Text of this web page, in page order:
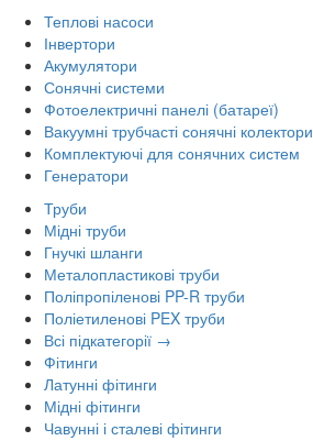
Теплові насоси
Інвертори
Акумулятори
Сонячні системи
Фотоелектричні панелі (батареї)
Вакуумні трубчасті сонячні колектори
Комплектуючі для сонячних систем
Генератори
Труби
Мідні труби
Гнучкі шланги
Металопластикові труби
Поліпропіленові PP-R труби
Поліетиленові PEX труби
Всі підкатегорії →
Фітинги
Латунні фітинги
Мідні фітинги
Чавунні і сталеві фітинги